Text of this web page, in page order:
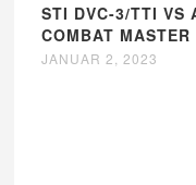
STI DVC-3/TTI VS
COMBAT MASTER
JANUAR 2, 2023